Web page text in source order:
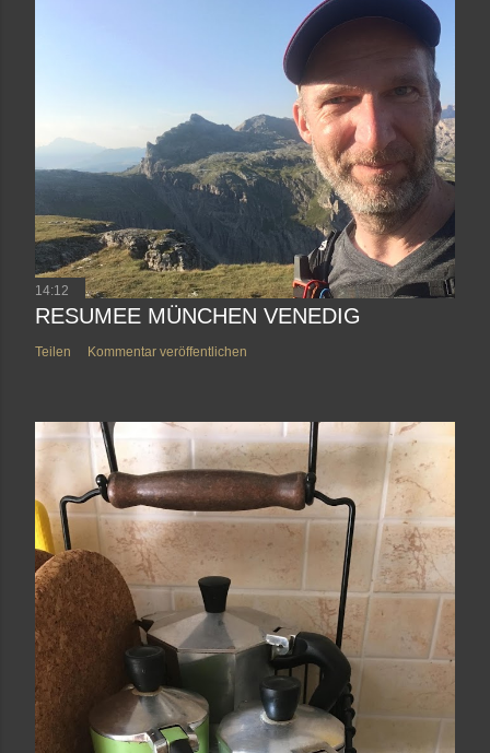
14:12
RESUMEE MÜNCHEN VENEDIG
Teilen Kommentar veröffentlichen